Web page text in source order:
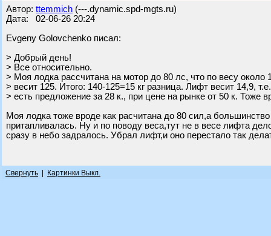
Автор: ttemmich (---.dynamic.spd-mgts.ru)
Дата: 02-06-26 20:24
Evgeny Golovchenko писал:
> Добрый день!
> Все относительно.
> Моя лодка рассчитана на мотор до 80 лс, что по весу около
> весит 125. Итого: 140-125=15 кг разница. Лифт весит 14,9,
> есть предложение за 28 к., при цене на рынке от 50 к. Тоже
Моя лодка тоже вроде как расчитана до 80 сил,а
притапливалась. Ну и по поводу веса,тут не в весе лифта
сразу в небо задралось. Убрал лифт,и оно перестало так
Свернуть Картинки Выкл.